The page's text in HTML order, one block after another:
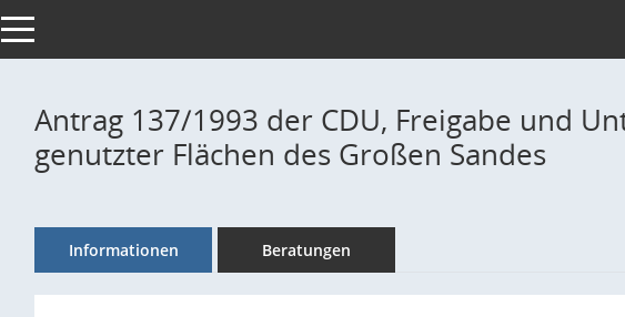
Toggle navigation
Antrag 137/1993 der CDU, Freigabe und
genutzter Flächen des Großen Sandes
Informationen Beratungen